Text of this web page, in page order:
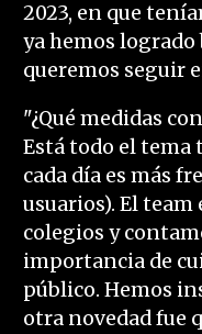
2023, en que
ya hemos logrado
queremos seguir
"¿Qué medidas
Está todo el tema
cada día es más
usuarios). El team
colegios y
importancia de
público. Hemos
otra novedad fue